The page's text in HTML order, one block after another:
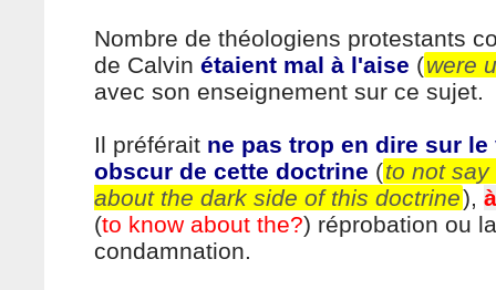
Nombre de théologiens protestants
de Calvin étaient mal à l'aise (were
avec son enseignement sur ce sujet.
Il préférait ne pas trop en dire sur le
obscur de cette doctrine (to not
about the dark side of this doctrine),
(to know about the?) réprobation ou la
condamnation.